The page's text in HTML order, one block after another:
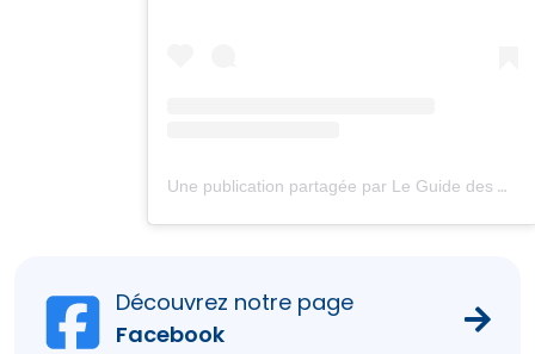
Une publication partagée par Le Guide des Chèques-Vacances (@chequesvacances_leguide)
Découvrez notre page
Facebook